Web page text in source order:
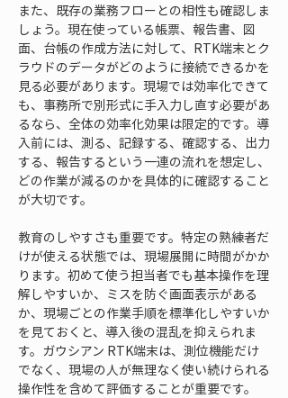
また、既存の業務フローとの相性も確認しま
しょう。現在使っている帳票、報告書、図
面、台帳の作成方法に対して、RTK端末とク
ラウドのデータがどのように接続できるかを
見る必要があります。現場では効率化できて
も、事務所で別形式に手入力し直す必要があ
るなら、全体の効率化効果は限定的です。導
入前には、測る、記録する、確認する、出力
する、報告するという一連の流れを想定し、
どの作業が減るのかを具体的に確認すること
が大切です。
教育のしやすさも重要です。特定の熟練者だ
けが使える状態では、現場展開に時間がかか
ります。初めて使う担当者でも基本操作を理
解しやすいか、ミスを防ぐ画面表示がある
か、現場ごとの作業手順を標準化しやすいか
を見ておくと、導入後の混乱を抑えられま
す。ガウシアン RTK端末は、測位機能だけ
でなく、現場の人が無理なく使い続けられる
操作性を含めて評価することが重要です。